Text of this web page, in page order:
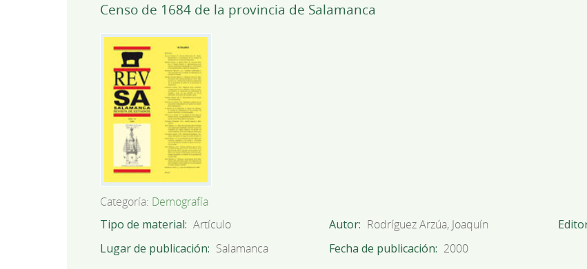
Censo de 1684 de la provincia de Salamanca
Categoría: Demografía
Tipo de material Artículo Autor Rodríguez Arzúa, Joaquín
Lugar de publicación
Salamanca Fecha de publicación 2000